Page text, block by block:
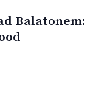
Balatonem: